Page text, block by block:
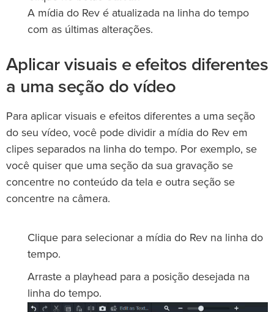
A mídia do Rev é atualizada na linha do tempo
com as últimas alterações.
Aplicar visuais e efeitos diferentes
a uma seção do vídeo
Para aplicar visuais e efeitos diferentes a uma seção
do seu vídeo, você pode dividir a mídia do Rev em
clipes separados na linha do tempo. Por exemplo, se
você quiser que uma seção da sua gravação se
concentre no conteúdo da tela e outra seção se
concentre na câmera.
Clique para selecionar a mídia do Rev na linha do
tempo.
Arraste a playhead para a posição desejada na
linha do tempo.